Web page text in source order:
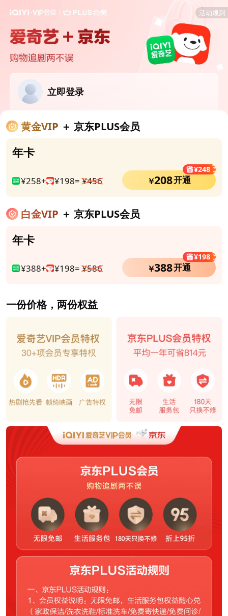
活动规则
立即登录
黄金VIP ＋ 京东PLUS会员
年卡
¥258+ ¥198=¥456
¥248
￥208开通
白金VIP ＋ 京东PLUS会员
年卡
¥388+ ¥198=¥586
¥198
￥388开通
一份价格，两份权益